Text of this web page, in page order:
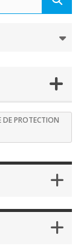
DE PROTECTION